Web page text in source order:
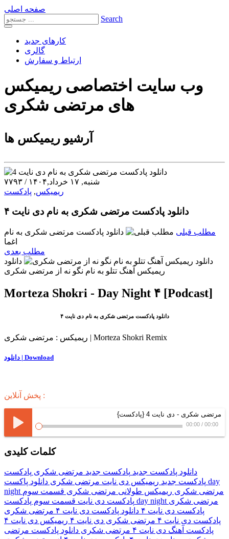
صفحه اصلی
Search
کارهای جدید
گالری
ارتباط و سفارش
وب سایت اختصاصی ریمیکس
های مرتضی شکری
آرشیو ریمیکس ها
شنبه, ۱۷ خرداد,۱۴۰۴ / ۷۷۹۳
ریمیکس, پادکست
دانلود پادکست مرتضی شکری به نام دی نایت ۴
مطلب قبلی
دانلود پادکست مرتضی شکری به نام
اغما
مطلب بعدی
دانلود
ریمیکس آهنگ تتلو به نام نگو نه از مرتضی شکری
Morteza Shokri - Day Night ۴ [Podcast]
دانلود پادکست مرتضی شکری به نام دی نایت ۴
ریمیکس : مرتضی شکری | Morteza Shokri Remix
دانلود | Download
پخش آنلاین :
مرتضی شکری - دی نایت 4 {پادکست}
00:00 / 00:00
کلمات کلیدی
دانلود پادکست جدید پادکست جدید مرتضی شکری پادکست
پادکست جدید ریمیکس دی نایت مرتضی شکری دانلود پاکست day
night مرتضی شکری ریمیکس طولانی مرتضی شکری قسمت سوم
پادکست دی نایت
قسمت سوم پادکست day night مرتضی شکری
پادکست دی نایت ۴
دانلود پادکست دی نایت ۴ مرتضی شکری
پادکست دی نایت ۴ مرتضی شکری
دی نایت ۴
ریمیکس دی نایت ۴
پادکست آهنگ دی نایت ۴ مرتضی شکری
دانلود پادکست مرتضی